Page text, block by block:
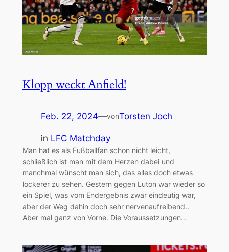
Klopp weckt Anfield!
Feb. 22, 2024—vonTorsten Joch
in LFC Matchday
Man hat es als Fußballfan schon nicht leicht,
schließlich ist man mit dem Herzen dabei und
manchmal wünscht man sich, das alles doch etwas
lockerer zu sehen. Gestern gegen Luton war wieder so
ein Spiel, was vom Endergebnis zwar eindeutig war,
aber der Weg dahin doch sehr nervenaufreibend..
Aber mal ganz von Vorne. Die Voraussetzungen…